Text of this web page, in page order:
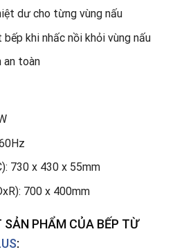
dư cho từng vùng nấu
khi nhấc nồi khỏi vùng nấu
an toàn
730 x 430 x 55mm
700 x 400mm
PHẨM CỦA BẾP TỪ
: